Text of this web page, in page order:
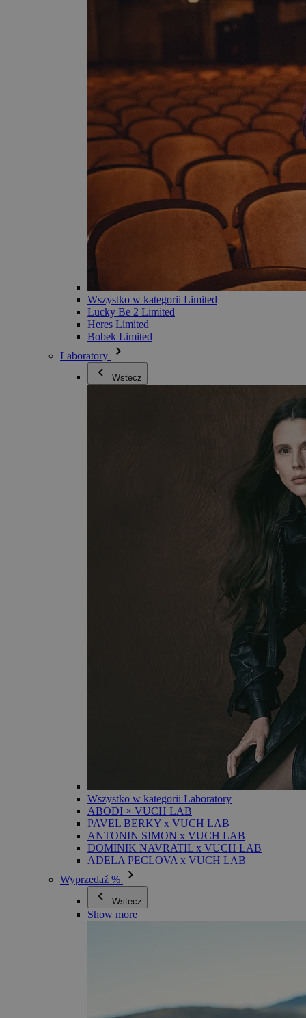
Wszystko w kategorii Limited
Lucky Be 2 Limited
Heres Limited
Bobek Limited
Laboratory
Wstecz
Wszystko w kategorii Laboratory
ABODI × VUCH LAB
PAVEL BERKY x VUCH LAB
ANTONIN SIMON x VUCH LAB
DOMINIK NAVRATIL x VUCH LAB
ADELA PECLOVA x VUCH LAB
Wyprzedaž %
Wstecz
Show more